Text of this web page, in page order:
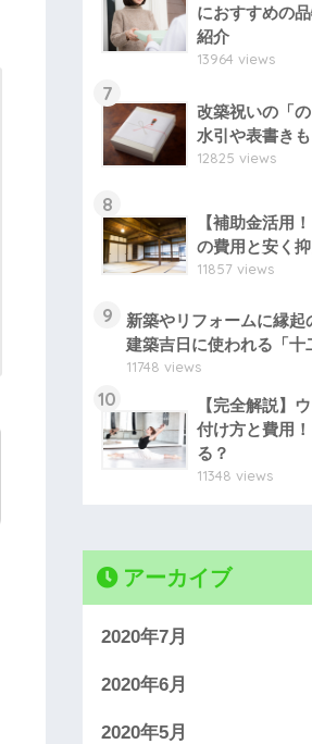
におすすめの
紹介
13964 views
7
改築祝いの「
水引や表書き
12825 views
8
【補助金活用
の費用と安く
11857 views
9
新築やリフォームに縁起
建築吉日に使われる「十
11748 views
10
【完全解説】
付け方と費用
る？
11348 views
アーカイブ
2020年7月
2020年6月
2020年5月